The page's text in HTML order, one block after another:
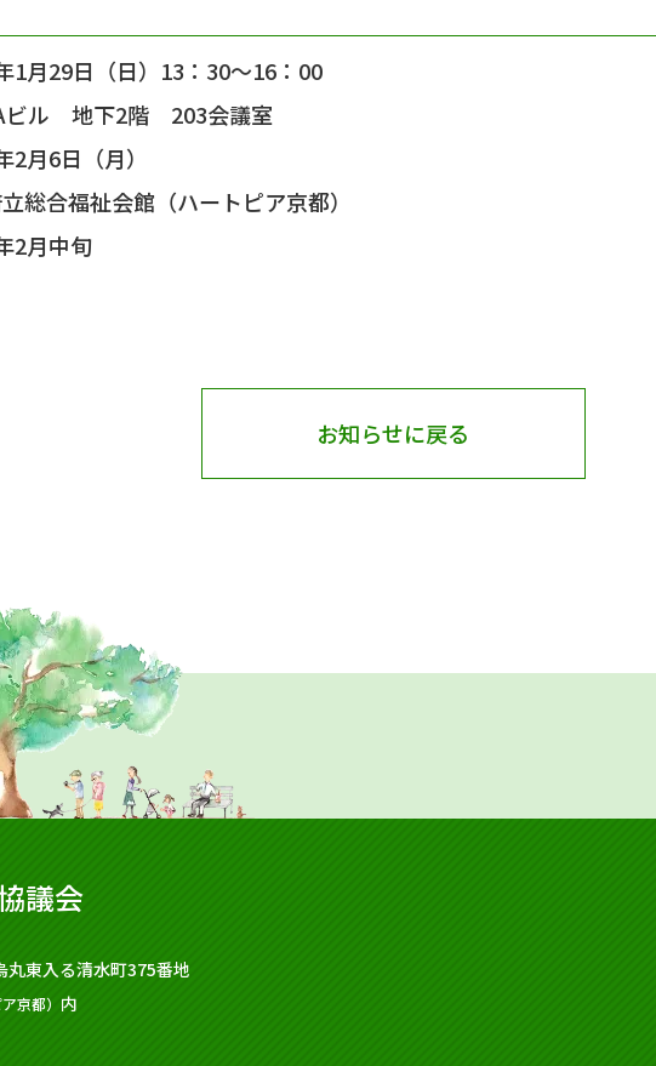
29日（日）13：30～16：00
地下2階 203会議室
6日（月）
祉会館（ハートピア京都）
月中旬
お知らせに戻る
議会
丸東入る清水町375番地
京都） 内